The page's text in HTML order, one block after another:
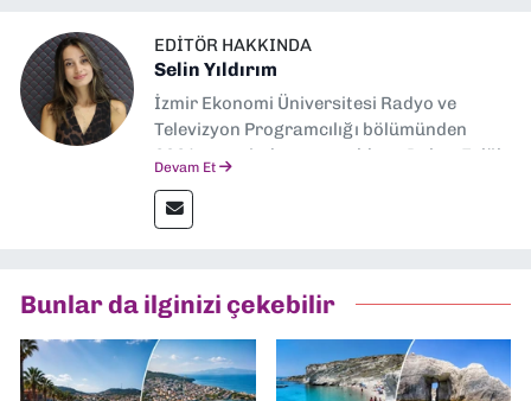
EDITÖR HAKKINDA
Selin Yıldırım
İzmir Ekonomi Üniversitesi Radyo ve
Televizyon Programcılığı bölümünden
2024 senesinde mezun oldum. Dokuz Eylül
editörlük görevini de üstleniyorum.
Devam Et
Bunlar da ilginizi çekebilir